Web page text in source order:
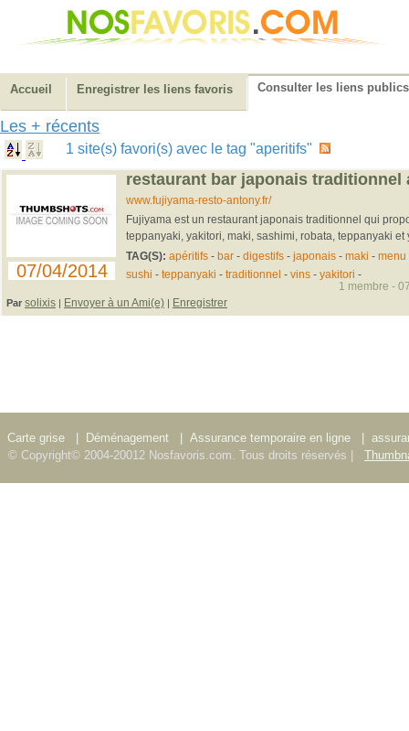
Accueil Enregistrer les liens favoris Consulter les liens publics
Les + récents
1 site(s) favori(s) avec le tag "aperitifs"
07/04/2014
restaurant bar japonais traditionnel
www.fujiyama-resto-antony.fr/
Fujiyama est un restaurant japonais traditionnel qui
teppanyaki, yakitori, maki, sashimi, robata, teppanyaki et
TAG(S): apéritifs- bar - digestifs- japonais- maki - menu
sushi - teppanyaki - traditionnel - vins- yakitori -
Par solixis | Envoyer à un Ami(e) | Enregistrer
1 membre -
Carte grise Déménagement Assurance temporaire en ligne
© Copyright© 2004-20012 Nosfavoris.com. Tous droits réservés |